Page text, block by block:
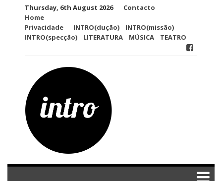
Thursday, 6th August 2026
Contacto
Home
Privacidade
INTRO(dução)
INTRO(missão)
INTRO(specção)
LITERATURA MÚSICA TEATRO